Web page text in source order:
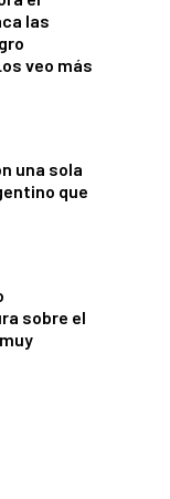
las
veo más
una sola
que
sobre el